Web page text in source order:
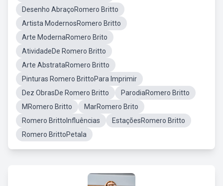
Desenho AbraçoRomero Britto
Artista ModernosRomero Britto
Arte ModernaRomero Brito
AtividadeDe Romero Britto
Arte AbstrataRomero Britto
Pinturas Romero BrittoPara Imprimir
Dez ObrasDe Romero Britto
ParodiaRomero Britto
MRomero Britto
MarRomero Brito
Romero BrittoInfluências
EstaçõesRomero Britto
Romero BrittoPetala